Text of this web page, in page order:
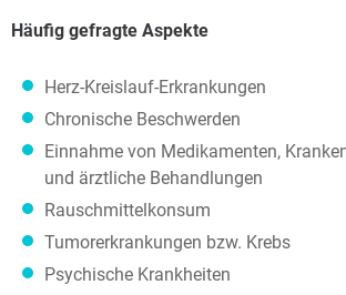
Häufig gefragte Aspekte
Herz-Kreislauf-Erkrankungen
Chronische Beschwerden
Einnahme von Medikamenten,
und ärztliche Behandlungen
Rauschmittelkonsum
Tumorerkrankungen bzw. Krebs
Psychische Krankheiten